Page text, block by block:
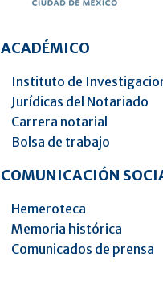
ACADÉMICO
Instituto de
Jurídicas del Notariado
Carrera notarial
Bolsa de trabajo
COMUNICACIÓN
Hemeroteca
Memoria histórica
Comunicados de prensa